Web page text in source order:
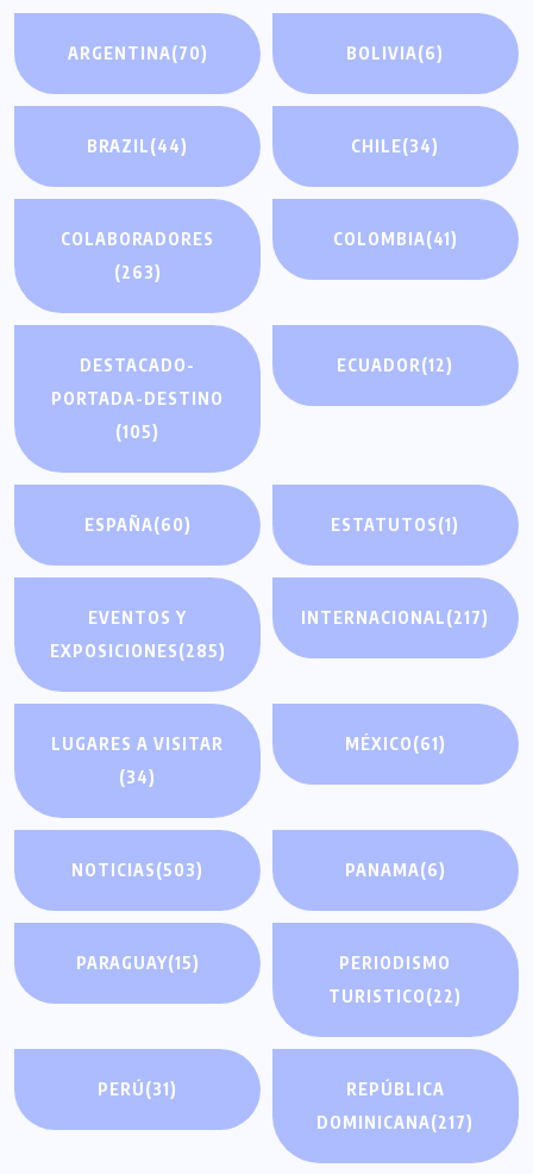
ARGENTINA(70) BOLIVIA(6)
BRAZIL(44) CHILE(34)
COLABORADORES
(263)
COLOMBIA(41)
DESTACADO-
PORTADA-DESTINO
(105)
ECUADOR(12)
ESPAÑA(60) ESTATUTOS(1)
EVENTOS Y
EXPOSICIONES(285)
INTERNACIONAL(217)
LUGARES A VISITAR
(34)
MÉXICO(61)
NOTICIAS(503) PANAMA(6)
PARAGUAY(15)
PERIODISMO
TURISTICO(22)
PERÚ(31)
REPÚBLICA
DOMINICANA(217)